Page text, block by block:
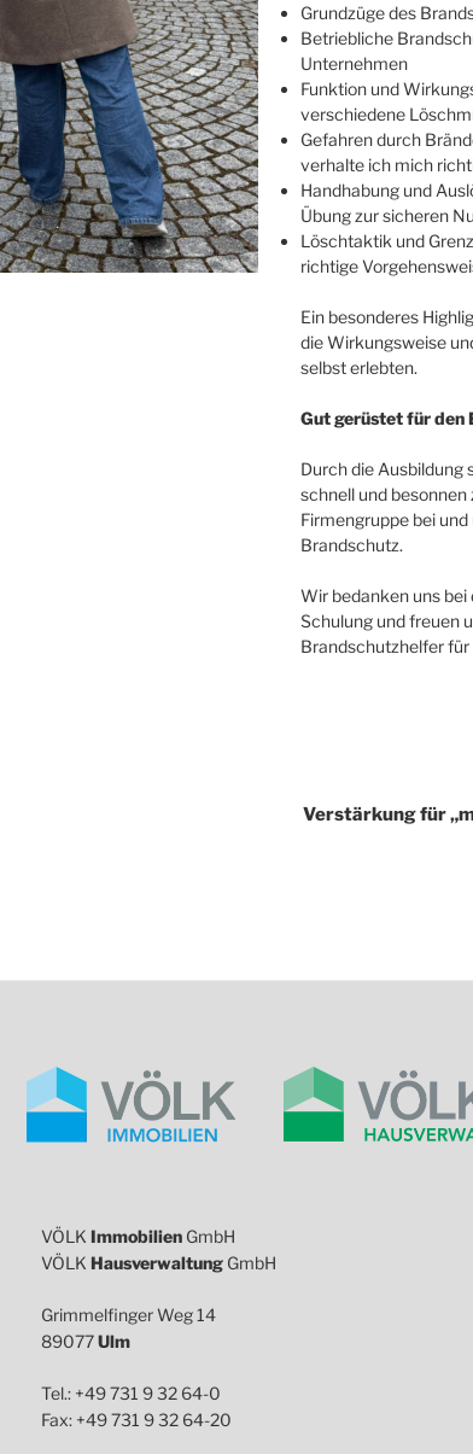
Grundzüge des
Betriebliche
Unternehmen
Funktion und
verschiedene
Gefahren durch
verhalte ich mich
Handhabung und
Übung zur sicheren
Löschtaktik und
richtige
Ein besonderes
die Wirkungsweise
selbst erlebten.
Gut gerüstet für den
Durch die Ausbildung
schnell und
Firmengruppe bei
Brandschutz.
Wir bedanken uns bei
Schulung und freuen
Brandschutzhelfer
Verstärkung für
VÖLK Immobilien GmbH
VÖLK Hausverwaltung GmbH
Grimmelfinger Weg 14
89077Ulm
Tel.: +49 731 9 32 64-0
Fax: +49 731 9 32 64-20